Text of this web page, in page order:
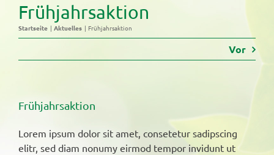
Frühjahrsaktion
Startseite Aktuelles Frühjahrsaktion
Vor
Frühjahrsaktion
Lorem ipsum dolor sit amet, consetetur sadipscing
elitr, sed diam nonumy eirmod tempor invidunt ut